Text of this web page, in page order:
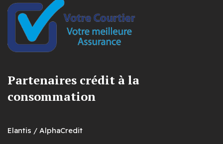
Partenaires crédit à la
consommation
Elantis / AlphaCredit